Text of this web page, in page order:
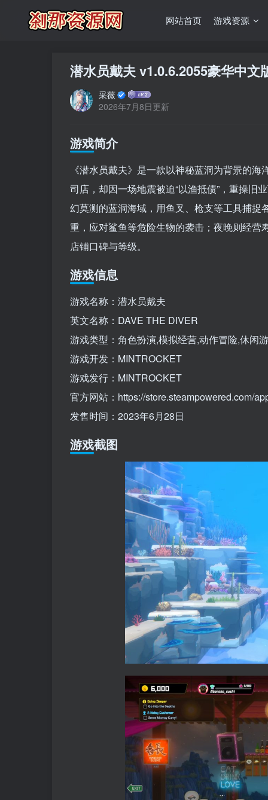
网站首页 游戏资源
潜水员戴夫 v1.0.6.2055豪华中文
采薇
2026年7月8日更新
游戏简介
《潜水员戴夫》是一款以神秘蓝洞为背景的
司店，却因一场地震被迫“以渔抵债”，重操旧
幻莫测的蓝洞海域，用鱼叉、枪支等工具捕
重，应对鲨鱼等危险生物的袭击；夜晚则经
店铺口碑与等级。
游戏信息
游戏名称：潜水员戴夫
英文名称：DAVE THE DIVER
游戏类型：角色扮演,模拟经营,动作冒险,休闲
游戏开发：MINTROCKET
游戏发行：MINTROCKET
官方网站：https://store.steampowered.com/
发售时间：2023年6月28日
游戏截图